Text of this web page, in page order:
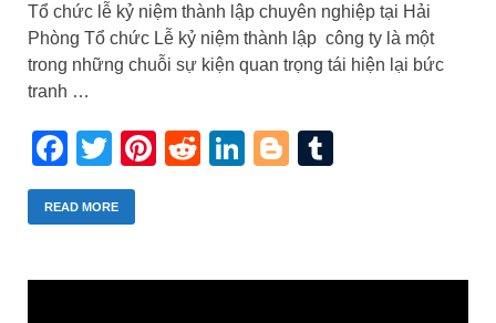
Tổ chức lễ kỷ niệm thành lập chuyên nghiệp tại Hải
Phòng Tổ chức Lễ kỷ niệm thành lập công ty là một
trong những chuỗi sự kiện quan trọng tái hiện lại bức
tranh …
Facebook
Twitter
Pinterest
RedditLinkedIn
Blogger
READ MORE